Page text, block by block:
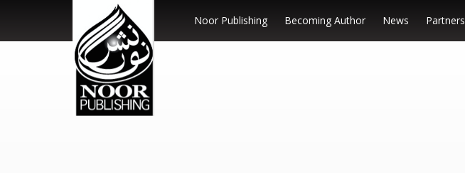
Noor Publishing Becoming Author News Partners